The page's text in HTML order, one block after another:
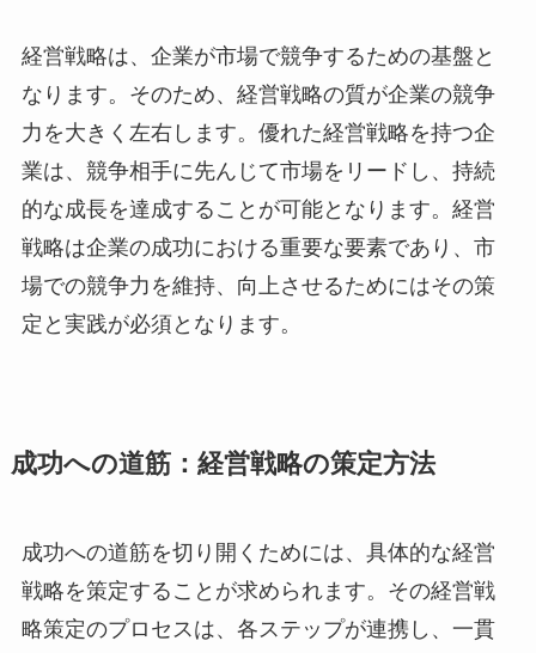
経営戦略は、企業が市場で競争するための基盤と
なります。そのため、経営戦略の質が企業の競争
力を大きく左右します。優れた経営戦略を持つ企
業は、競争相手に先んじて市場をリードし、持続
的な成長を達成することが可能となります。経営
戦略は企業の成功における重要な要素であり、市
場での競争力を維持、向上させるためにはその策
定と実践が必須となります。
成功への道筋：経営戦略の策定方法
成功への道筋を切り開くためには、具体的な経営
戦略を策定することが求められます。その経営戦
略策定のプロセスは、各ステップが連携し、一貫